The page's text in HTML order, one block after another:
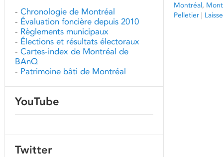
Montréal,
Pelletier |
- Chronologie de Montréal
- Évaluation foncière depuis 2010
- Règlements municipaux
- Élections et résultats électoraux
- Cartes-index de Montréal de
BAnQ
- Patrimoine bâti de Montréal
YouTube
Twitter